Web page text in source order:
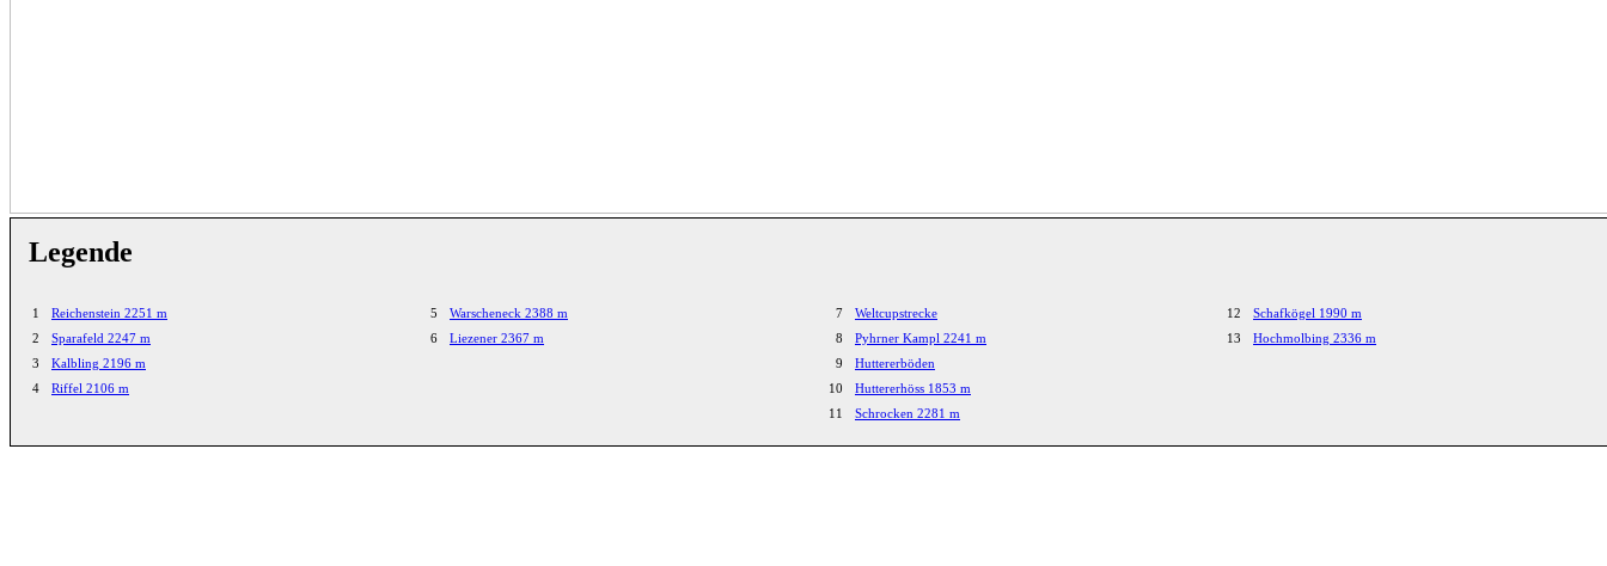
Legende
1
Reichenstein 2251 m
2
Sparafeld 2247 m
3
Kalbling 2196 m
4
Riffel 2106 m
5
Warscheneck 2388 m
6
Liezener 2367 m
7
Weltcupstrecke
8
Pyhrner Kampl 2241 m
9
Huttererböden
10
Huttererhöss 1853 m
11
Schrocken 2281 m
12
Schafkögel 1990 m
13
Hochmolbing 2336 m